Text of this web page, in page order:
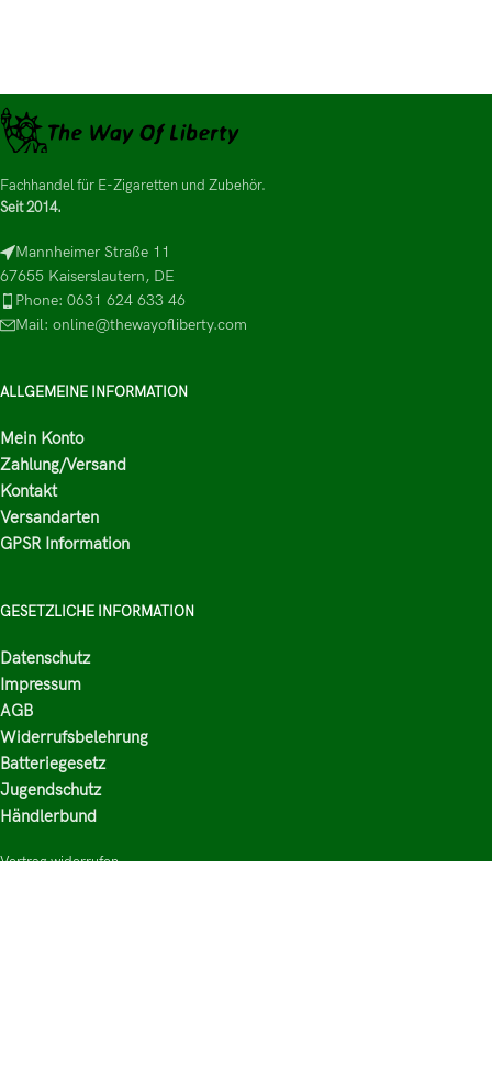
Fachhandel für E-Zigaretten und Zubehör.
Seit 2014.
Mannheimer Straße 11
67655 Kaiserslautern, DE
Phone: 0631 624 633 46
Mail: online@thewayofliberty.com
ALLGEMEINE INFORMATION
Mein Konto
Zahlung/Versand
Kontakt
Versandarten
GPSR Information
GESETZLICHE INFORMATION
Datenschutz
Impressum
AGB
Widerrufsbelehrung
Batteriegesetz
Jugendschutz
Händlerbund
Vertrag widerrufen